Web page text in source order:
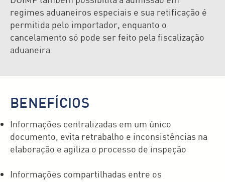
regimes aduaneiros especiais e sua retificação é
permitida pelo importador, enquanto o
cancelamento só pode ser feito pela fiscalização
aduaneira
BENEFÍCIOS
Informações centralizadas em um único
documento, evita retrabalho e inconsistências na
elaboração e agiliza o processo de inspeção
Informações compartilhadas entre os